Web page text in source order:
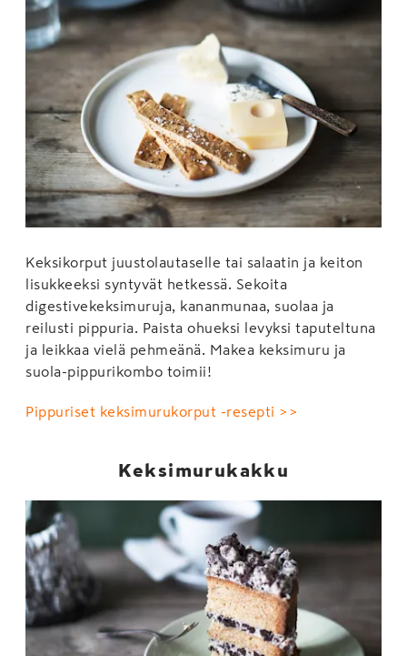
Keksikorput juustolautaselle tai salaatin ja keiton
lisukkeeksi syntyvät hetkessä. Sekoita
digestivekeksimuruja, kananmunaa, suolaa ja
reilusti pippuria. Paista ohueksi levyksi taputeltuna
ja leikkaa vielä pehmeänä. Makea keksimuru ja
suola-pippurikombo toimii!
Pippuriset keksimurukorput -resepti >>
Keksimurukakku